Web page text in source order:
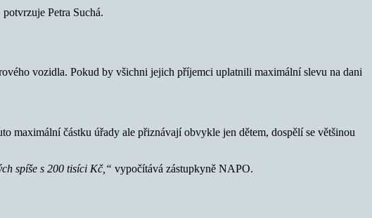
potvrzuje Petra Suchá.
vozidla. Pokud by všichni jejich příjemci uplatnili maximální slevu na dani
maximální částku úřady ale přiznávají obvykle jen dětem, dospělí se většinou
spíše s 200 tisíci Kč,“ vypočítává zástupkyně NAPO.